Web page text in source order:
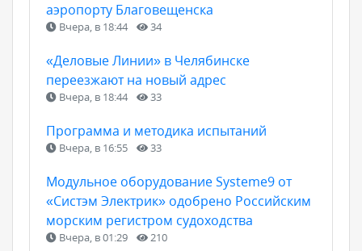
аэропорту Благовещенска
Вчера, в 18:44 34
«Деловые Линии» в Челябинске
переезжают на новый адрес
Вчера, в 18:44 33
Программа и методика испытаний
Вчера, в 16:55 33
Модульное оборудование Systeme9 от
«Систэм Электрик» одобрено Российским
морским регистром судоходства
Вчера, в 01:29 210